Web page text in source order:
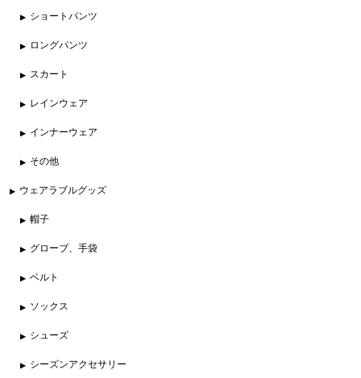
ショートパンツ
ロングパンツ
スカート
レインウェア
インナーウェア
その他
ウェアラブルグッズ
帽子
グローブ、手袋
ベルト
ソックス
シューズ
シーズンアクセサリー